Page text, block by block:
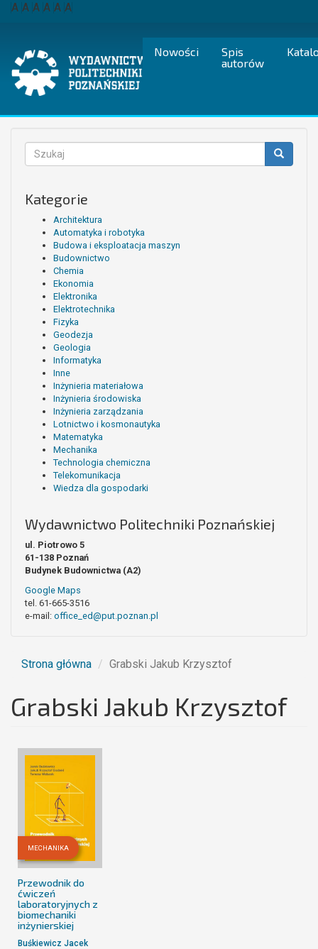
Przejdź
A A A A A A
Nowości
Spis
autorów
Formularz
wyszukiwania
Kategorie
Architektura
Automatyka i robotyka
Budowa i eksploatacja maszyn
Budownictwo
Chemia
Ekonomia
Elektronika
Elektrotechnika
Fizyka
Geodezja
Geologia
Informatyka
Inne
Inżynieria materiałowa
Inżynieria środowiska
Inżynieria zarządzania
Lotnictwo i kosmonautyka
Matematyka
Mechanika
Technologia chemiczna
Telekomunikacja
Wiedza dla gospodarki
Wydawnictwo Politechniki Poznańskiej
ul. Piotrowo 5
61-138 Poznań
Budynek Budownictwa (A2)
Google Maps
tel. 61-665-3516
e-mail: office_ed@put.poznan.pl
Strona główna Grabski Jakub Krzysztof
Grabski Jakub Krzysztof
MECHANIKA
Przewodnik do
ćwiczeń
laboratoryjnych z
biomechaniki
inżynierskiej
Buśkiewicz Jacek